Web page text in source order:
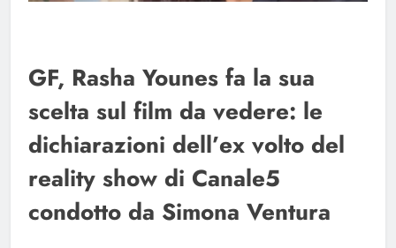
GF, Rasha Younes fa la sua
scelta sul film da vedere: le
dichiarazioni dell’ex volto del
reality show di Canale5
condotto da Simona Ventura